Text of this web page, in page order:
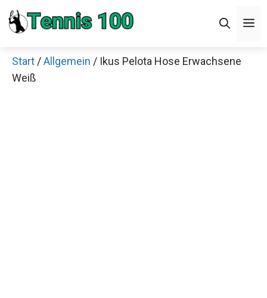
Zum
Inhalt
Start /Allgemein / Ikus Pelota Hose Erwachsene
Weiß